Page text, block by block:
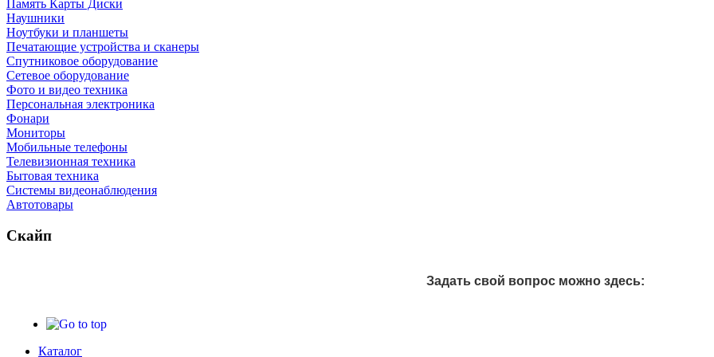
Память Карты Диски
Наушники
Ноутбуки и планшеты
Печатающие устройства и сканеры
Спутниковое оборудование
Сетевое оборудование
Фото и видео техника
Персональная электроника
Фонари
Мониторы
Мобильные телефоны
Телевизионная техника
Бытовая техника
Cистемы видеонаблюдения
Автотовары
Скайп
Задать свой вопрос можно здесь:
Каталог